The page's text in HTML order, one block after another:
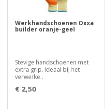
Werkhandschoenen Oxxa
builder oranje-geel
Stevige handschoenen met
extra grip. Ideaal bij het
verwerke..
€ 2,50